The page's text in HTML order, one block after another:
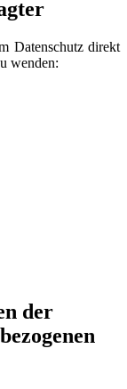
Datenschutz direkt
wenden:
der